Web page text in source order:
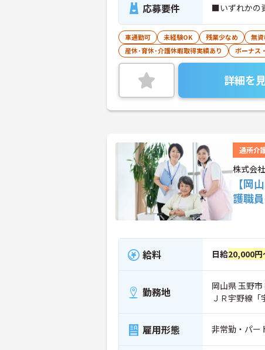
応募要件 ■いずれかの
車通勤可 未経験OK 残業少なめ 無
産休･育休･介護休暇取得実績あり
ボーナス
詳細を
通所介
株式会
【岡
護職
給料 日給20,000
勤務地
岡山県 玉野
ＪＲ宇野線
雇用形態 非常勤・パー